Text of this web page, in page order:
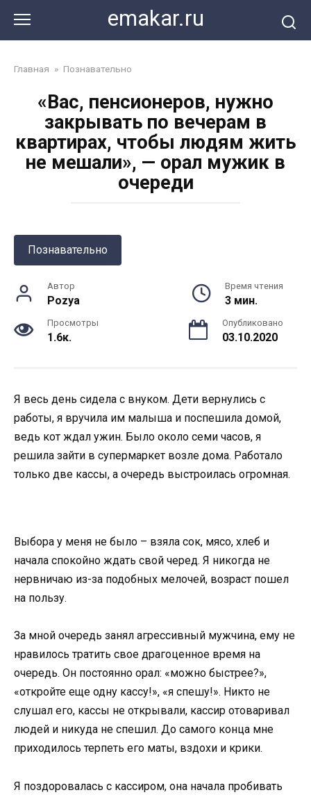
контенту
emakar.ru
Главная » Познавательно
«Вас, пенсионеров, нужно
закрывать по вечерам в
квартирах, чтобы людям жить
не мешали», — орал мужик в
очереди
Познавательно
Автор
Pozya
Время чтения
3 мин.
Просмотры
1.6к.
Опубликовано
03.10.2020
Я весь день сидела с внуком. Дети вернулись с
работы, я вручила им малыша и поспешила домой,
ведь кот ждал ужин. Было около семи часов, я
решила зайти в супермаркет возле дома. Работало
только две кассы, а очередь выстроилась огромная.
Выбора у меня не было – взяла сок, мясо, хлеб и
начала спокойно ждать свой черед. Я никогда не
нервничаю из-за подобных мелочей, возраст пошел
на пользу.
За мной очередь занял агрессивный мужчина, ему не
нравилось тратить свое драгоценное время на
очередь. Он постоянно орал: «можно быстрее?»,
«откройте еще одну кассу!», «я спешу!». Никто не
слушал его, кассы не открывали, кассир отоваривал
людей и никуда не спешил. До самого конца мне
приходилось терпеть его маты, вздохи и крики.
Я поздоровалась с кассиром, она начала пробивать